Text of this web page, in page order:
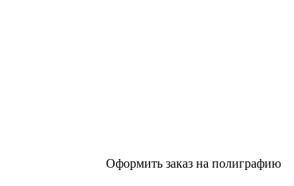
Оформить заказ на полиграфию